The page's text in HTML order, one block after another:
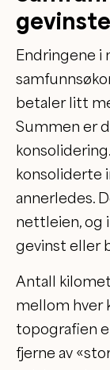
Endringene
betaler litt
Summen er
konsoliderte
annerledes.
nettleien, og
gevinst eller
Antall
mellom hver
topografien
fjerne av